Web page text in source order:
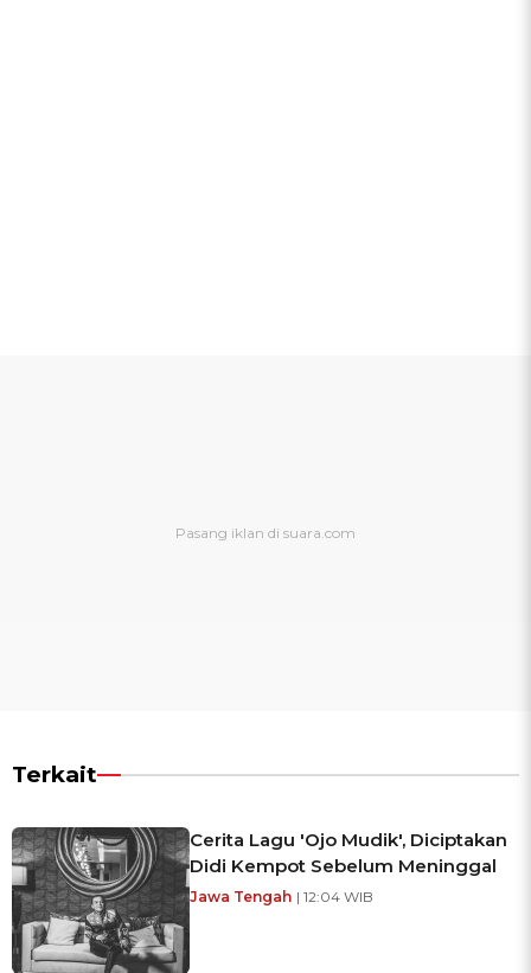
Terkait
Cerita Lagu 'Ojo Mudik', Diciptakan
Didi Kempot Sebelum Meninggal
Jawa Tengah | 12:04 WIB